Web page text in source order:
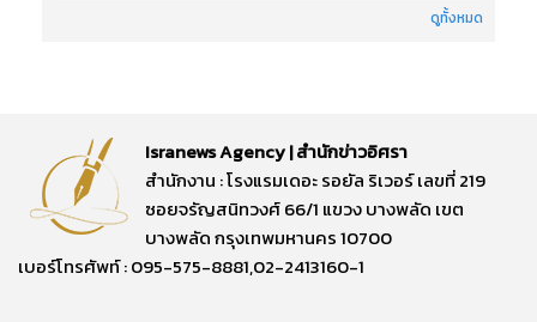
ดูทั้งหมด
Isranews Agency | สำนักข่าวอิศรา
สำนักงาน : โรงแรมเดอะ รอยัล ริเวอร์ เลขที่ 219
ซอยจรัญสนิทวงศ์ 66/1 แขวง บางพลัด เขต
บางพลัด กรุงเทพมหานคร 10700
เบอร์โทรศัพท์ : 095-575-8881,02-2413160-1